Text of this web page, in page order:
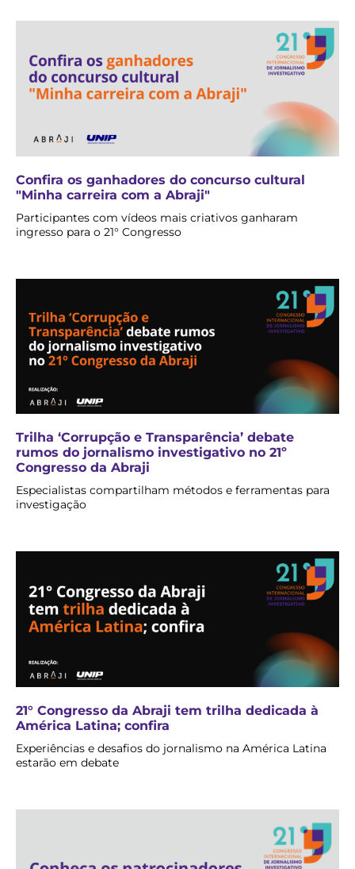
Confira os ganhadores do concurso cultural
"Minha carreira com a Abraji"
Participantes com vídeos mais criativos ganharam
ingresso para o 21° Congresso
Trilha ‘Corrupção e Transparência’ debate
rumos do jornalismo investigativo no 21º
Congresso da Abraji
Especialistas compartilham métodos e ferramentas para
investigação
21° Congresso da Abraji tem trilha dedicada à
América Latina; confira
Experiências e desafios do jornalismo na América Latina
estarão em debate